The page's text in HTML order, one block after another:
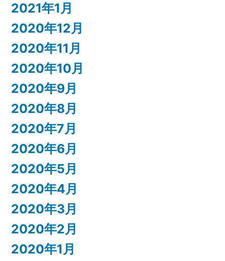
2021年1月
2020年12月
2020年11月
2020年10月
2020年9月
2020年8月
2020年7月
2020年6月
2020年5月
2020年4月
2020年3月
2020年2月
2020年1月